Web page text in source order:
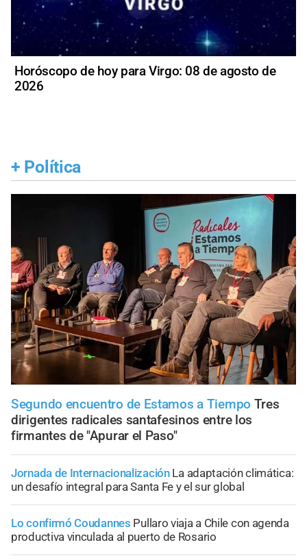
Horóscopo de hoy para Virgo: 08 de agosto de
2026
+ Política
Segundo encuentro de Estamos a Tiempo Tres
dirigentes radicales santafesinos entre los
firmantes de "Apurar el Paso"
Jornada de Internacionalización La adaptación climática:
un desafío integral para Santa Fe y el sur global
Lo confirmó Coudannes Pullaro viaja a Chile con agenda
productiva vinculada al puerto de Rosario